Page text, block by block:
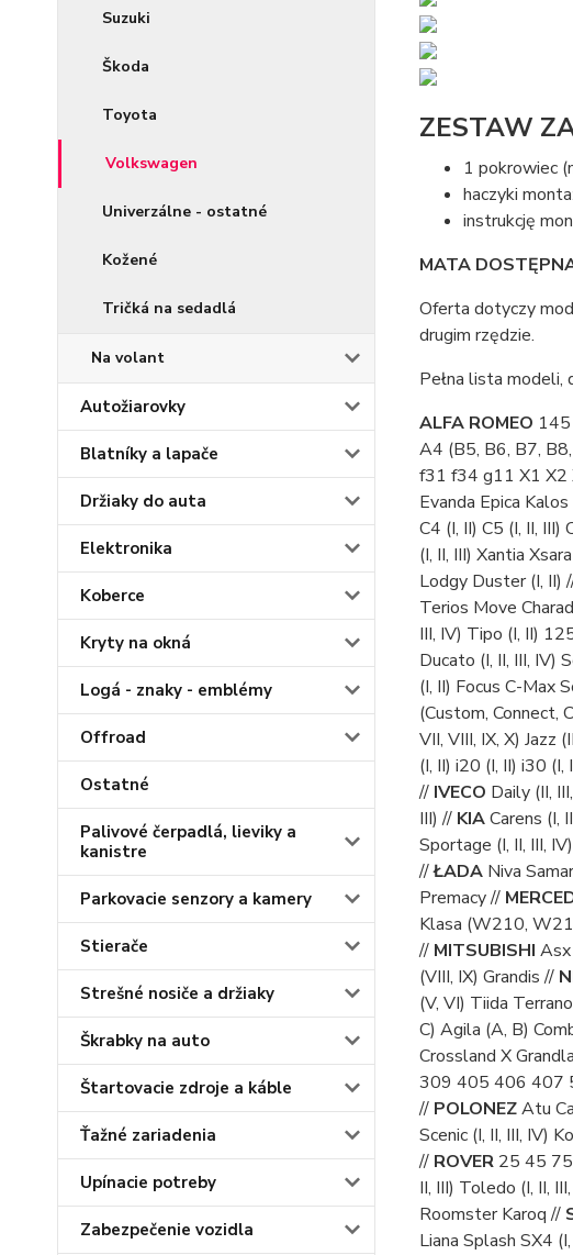
Suzuki
Škoda
Toyota
Volkswagen
Univerzálne - ostatné
Kožené
Tričká na sedadlá
Na volant
Autožiarovky
Blatníky a lapače
Držiaky do auta
Elektronika
Koberce
Kryty na okná
Logá - znaky - emblémy
Offroad
Ostatné
Palivové čerpadlá, lieviky a
kanistre
Parkovacie senzory a kamery
Stierače
Strešné nosiče a držiaky
Škrabky na auto
Štartovacie zdroje a káble
Ťažné zariadenia
Upínacie potreby
Zabezpečenie vozidla
ZESTAW
1 pokrowiec
haczyki
instrukcję
MATA
Oferta dotyczy
drugim rzędzie.
Pełna lista modeli,
ALFA ROMEO
A4 (B5, B6, B7,
f31 f34 g11 X1 X2
Evanda Epica
C4 (I, II) C5 (I, II,
(I, II, III) Xantia
Lodgy Duster (I, II)
Terios Move
III, IV) Tipo (I, II)
Ducato (I, II, III, IV)
(I, II) Focus C-Max
(Custom, Connect,
VII, VIII, IX, X) Jazz
(I, II) i20 (I, II) i30
// IVECO Daily (II,
III) // KIACarens (I,
Sportage (I, II, III,
//ŁADANiva
Premacy //
Klasa (W210,
// MITSUBISHI Asx
(VIII, IX) Grandis //
(V, VI) Tiida
C) Agila (A, B)
Crossland X
309 405 406 407
// POLONEZAtu
Scenic (I, II, III, IV)
// ROVER25 45
II, III) Toledo (I, II,
Roomster Karoq //
Liana Splash SX4